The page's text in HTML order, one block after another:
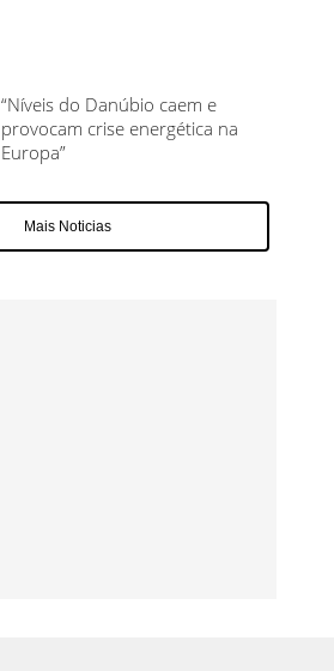
“Níveis do Danúbio caem e
provocam crise energética na
Europa”
Mais Noticias